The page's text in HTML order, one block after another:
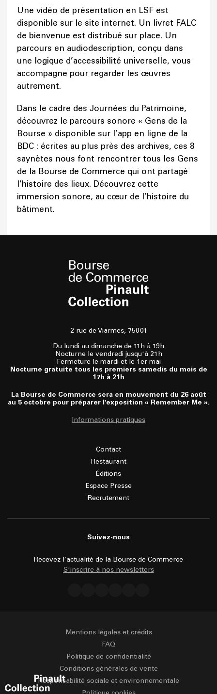
Une vidéo de présentation en LSF est
disponible sur le site internet. Un livret FALC
de bienvenue est distribué sur place. Un
parcours en audiodescription, conçu dans
une logique d’accessibilité universelle, vous
accompagne pour regarder les œuvres
autrement.
Dans le cadre des Journées du Patrimoine,
découvrez le parcours sonore « Gens de la
Bourse » disponible sur l’app en ligne de la
BDC : écrites au plus près des archives, ces 8
saynètes nous font rencontrer tous les Gens
de la Bourse de Commerce qui ont partagé
l’histoire des lieux. Découvrez cette
immersion sonore, au cœur de l’histoire du
bâtiment.
2 rue de Viarmes, 75001
Du lundi au dimanche de 11h à 19h
Nocturne le vendredi jusqu'à 21h
Fermeture le mardi et le 1er mai
Nocturne gratuite tous les premiers samedis du mois de
17h à 21h
La Bourse de Commerce sera en mouvement du 26 août
au 5 octobre pour préparer l'exposition « Remember Me ».
Informations pratiques
Contact
Restaurant
Éditions
Espace Presse
Recrutement
Suivez-nous
Recevez l’actualité de la Bourse de Commerce
S'inscrire à nos newsletters
Mentions légales et crédits
FAQ
Politique de confidentialité
Conditions générales de vente
Responsabilité sociale et environnementale